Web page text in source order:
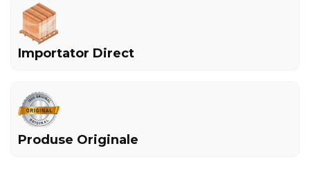
Importator Direct
Produse Originale